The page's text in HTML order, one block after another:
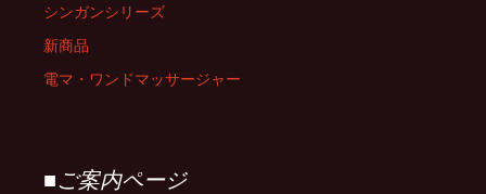
シンガンシリーズ
新商品
電マ・ワンドマッサージャー
■ご案内ページ